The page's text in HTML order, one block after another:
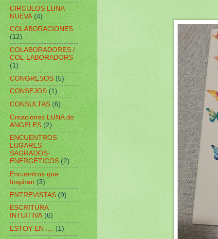
CIRCULOS LUNA
NUEVA (4)
COLABORACIONES
(12)
COLABORADORES /
COL-LABORADORS
(1)
CONGRESOS (5)
CONSEJOS (1)
CONSULTAS (6)
Creaciones LUNA de
ANGELES (2)
ENCUENTROS
LUGARES
SAGRADOS-
ENERGÉTICOS (2)
Encuentros que
Inspiran (3)
ENTREVISTAS (9)
ESCRITURA
INTUITIVA (6)
ESTOY EN .... (1)